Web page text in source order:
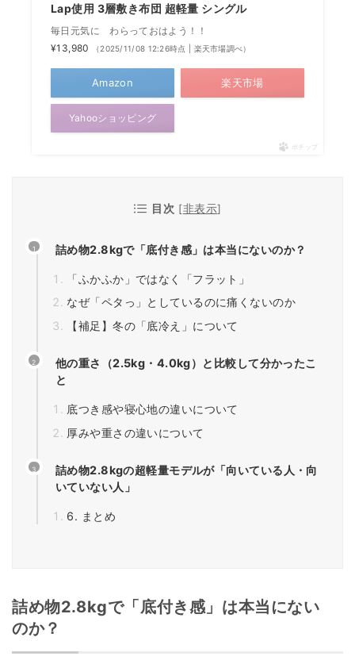
Lap使用 3層敷き布団 超軽量 シングル
毎日元気に わらっておはよう！！
¥13,980
（2025/11/08 12:26時点 | 楽天市場調べ）
Amazon 楽天市場
Yahooショッピング
ポチップ
目次 [非表示]
詰め物2.8kgで「底付き感」は本当にないのか？
「ふかふか」ではなく「フラット」
なぜ「ペタっ」としているのに痛くないのか
【補足】冬の「底冷え」について
他の重さ（2.5kg・4.0kg）と比較して分かったこ
と
底つき感や寝心地の違いについて
厚みや重さの違いについて
詰め物2.8kgの超軽量モデルが「向いている人・向
いていない人」
6. まとめ
詰め物2.8kgで「底付き感」は本当にない
のか？